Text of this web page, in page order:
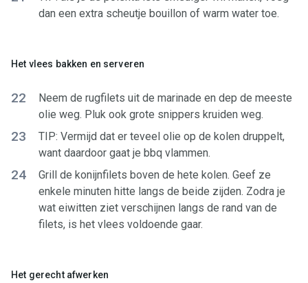
dan een extra scheutje bouillon of warm water toe.
Het vlees bakken en serveren
22
Neem de rugfilets uit de marinade en dep de meeste
olie weg. Pluk ook grote snippers kruiden weg.
23
TIP: Vermijd dat er teveel olie op de kolen druppelt,
want daardoor gaat je bbq vlammen.
24
Grill de konijnfilets boven de hete kolen. Geef ze
enkele minuten hitte langs de beide zijden. Zodra je
wat eiwitten ziet verschijnen langs de rand van de
filets, is het vlees voldoende gaar.
Het gerecht afwerken